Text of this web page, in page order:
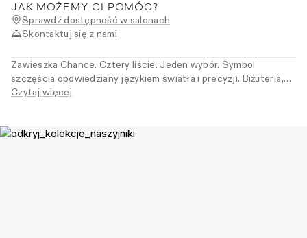
JAK MOŻEMY CI POMÓC?
Sprawdź dostępność w salonach
Skontaktuj się z nami
Zawieszka Chance. Cztery liście. Jeden wybór. Symbol
szczęścia opowiedziany językiem światła i precyzji. Biżuteria,
która przypomina, że wszystko może się zdarzyć. Cena nie
Czytaj więcej